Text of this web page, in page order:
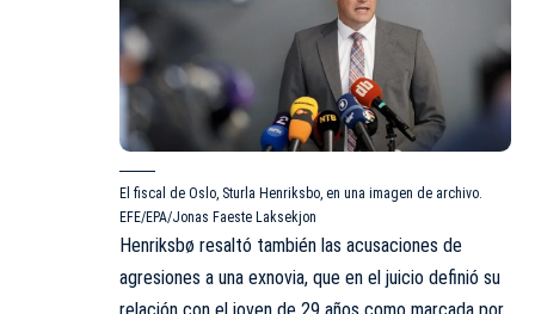
El fiscal de Oslo, Sturla Henriksbo, en una imagen de archivo.
EFE/EPA/Jonas Faeste Laksekjon
Henriksbø resaltó también las acusaciones de
agresiones a una exnovia, que en el juicio definió su